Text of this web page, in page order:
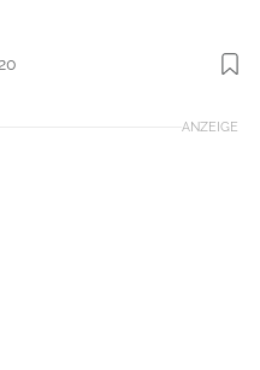
Foto: iStockphoto
ANZEIGE